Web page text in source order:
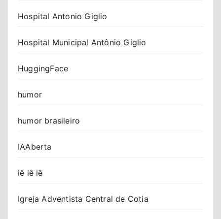
Hospital Antonio Giglio
Hospital Municipal Antônio Giglio
HuggingFace
humor
humor brasileiro
IAAberta
iê iê iê
Igreja Adventista Central de Cotia